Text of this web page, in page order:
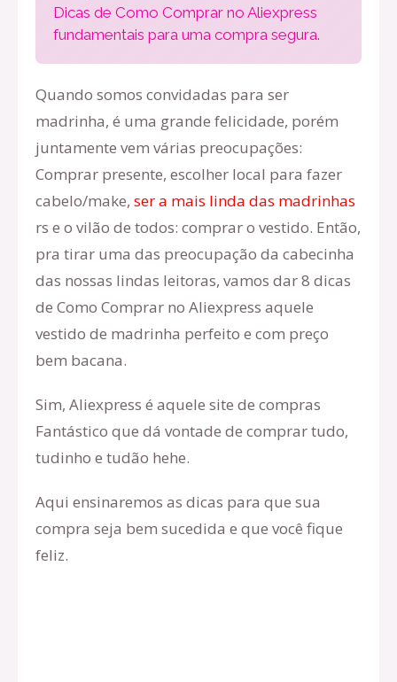
Dicas de Como Comprar no Aliexpress
fundamentais para uma compra segura.
Quando somos convidadas para ser
madrinha, é uma grande felicidade, porém
juntamente vem várias preocupações:
Comprar presente, escolher local para fazer
cabelo/make, ser a mais linda das madrinhas
rs e o vilão de todos: comprar o vestido. Então,
pra tirar uma das preocupação da cabecinha
das nossas lindas leitoras, vamos dar 8 dicas
de Como Comprar no Aliexpress aquele
vestido de madrinha perfeito e com preço
bem bacana.
Sim, Aliexpress é aquele site de compras
Fantástico que dá vontade de comprar tudo,
tudinho e tudão hehe.
Aqui ensinaremos as dicas para que sua
compra seja bem sucedida e que você fique
feliz.